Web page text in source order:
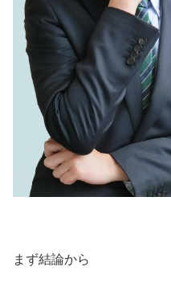
まず結論から